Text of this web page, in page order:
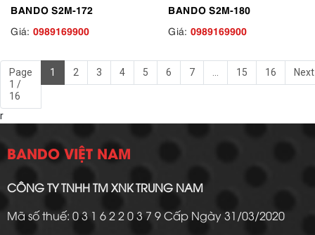
BANDO S2M-172
Giá: 0989169900
BANDO S2M-180
Giá: 0989169900
Page
1 /
16
1 2 3 4 5 6 7 ... 15 16 Next
r
BANDO VIỆT NAM
CÔNG TY TNHH TM XNK TRUNG NAM
Mã số thuế: 0 3 1 6 2 2 0 3 7 9 Cấp Ngày 31/03/2020